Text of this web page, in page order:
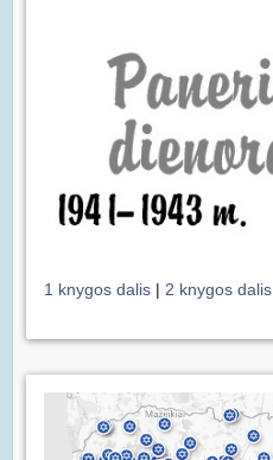
1 knygos dalis | 2 knygos dalis